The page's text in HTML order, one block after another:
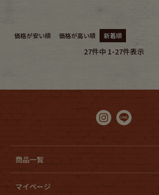
価格が安い順 価格が高い順 新着順
27件中 1-27件表示
商品一覧
マイページ